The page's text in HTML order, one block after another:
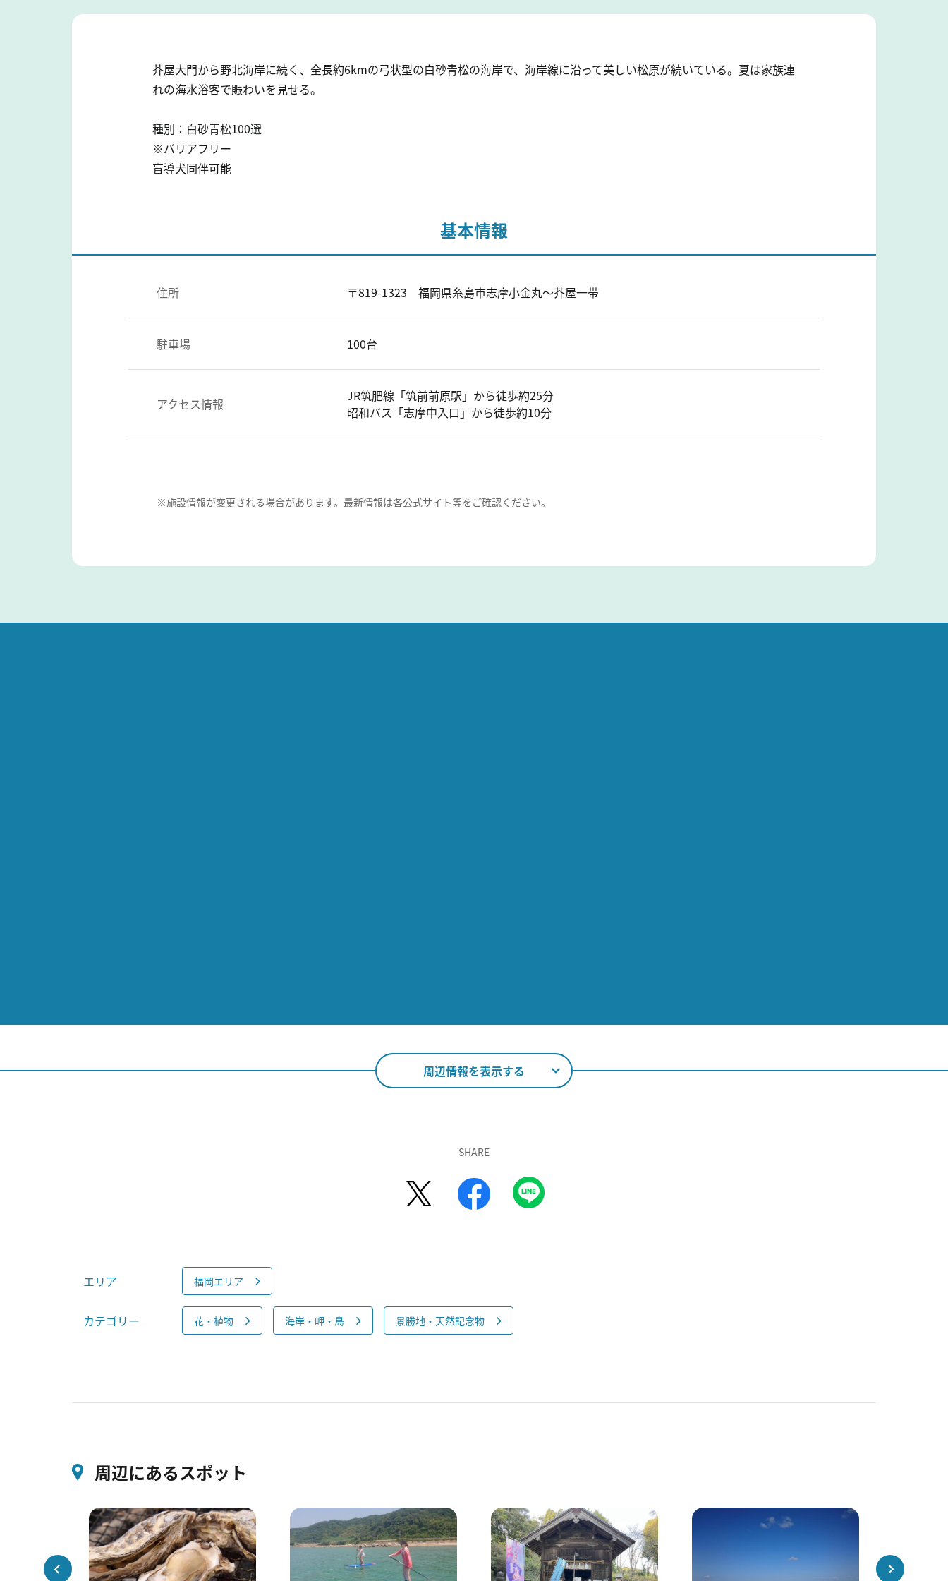
芥屋大門から野北海岸に続く、全長約6kmの弓状型の白砂青松の海岸で、海岸線に沿って美しい松原が続いている。夏は家族連
れの海水浴客で賑わいを見せる。
種別：白砂青松100選
※バリアフリー
盲導犬同伴可能
基本情報
住所 〒819-1323 福岡県糸島市志摩小金丸～芥屋一帯
駐車場 100台
アクセス情報
JR筑肥線「筑前前原駅」から徒歩約25分
昭和バス「志摩中入口」から徒歩約10分
※施設情報が変更される場合があります。最新情報は各公式サイト等をご確認ください。
周辺情報を表示する
SHARE
エリア 福岡エリア
カテゴリー 花・植物 海岸・岬・島 景勝地・天然記念物
周辺にあるスポット